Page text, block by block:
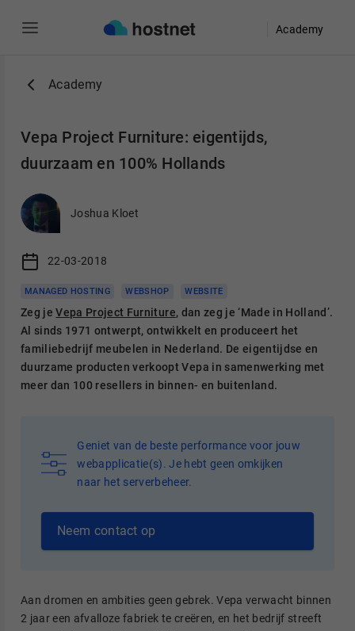
Academy
Academy
Vepa Project Furniture: eigentijds,
duurzaam en 100% Hollands
Joshua Kloet
22-03-2018
MANAGED HOSTING WEBSHOP WEBSITE
Zeg jeVepa Project Furniture, dan zeg je ‘Made in Holland’.
Al sinds 1971 ontwerpt, ontwikkelt en produceert het
familiebedrijf meubelen in Nederland. De eigentijdse en
duurzame producten verkoopt Vepa in samenwerking met
meer dan 100 resellers in binnen- en buitenland.
Geniet van de beste performance voor jouw
webapplicatie(s). Je hebt geen omkijken
naar het serverbeheer.
Neem contact op
Aan dromen en ambities geen gebrek. Vepa verwacht binnen
2 jaar een afvalloze fabriek te creëren, en het bedrijf streeft